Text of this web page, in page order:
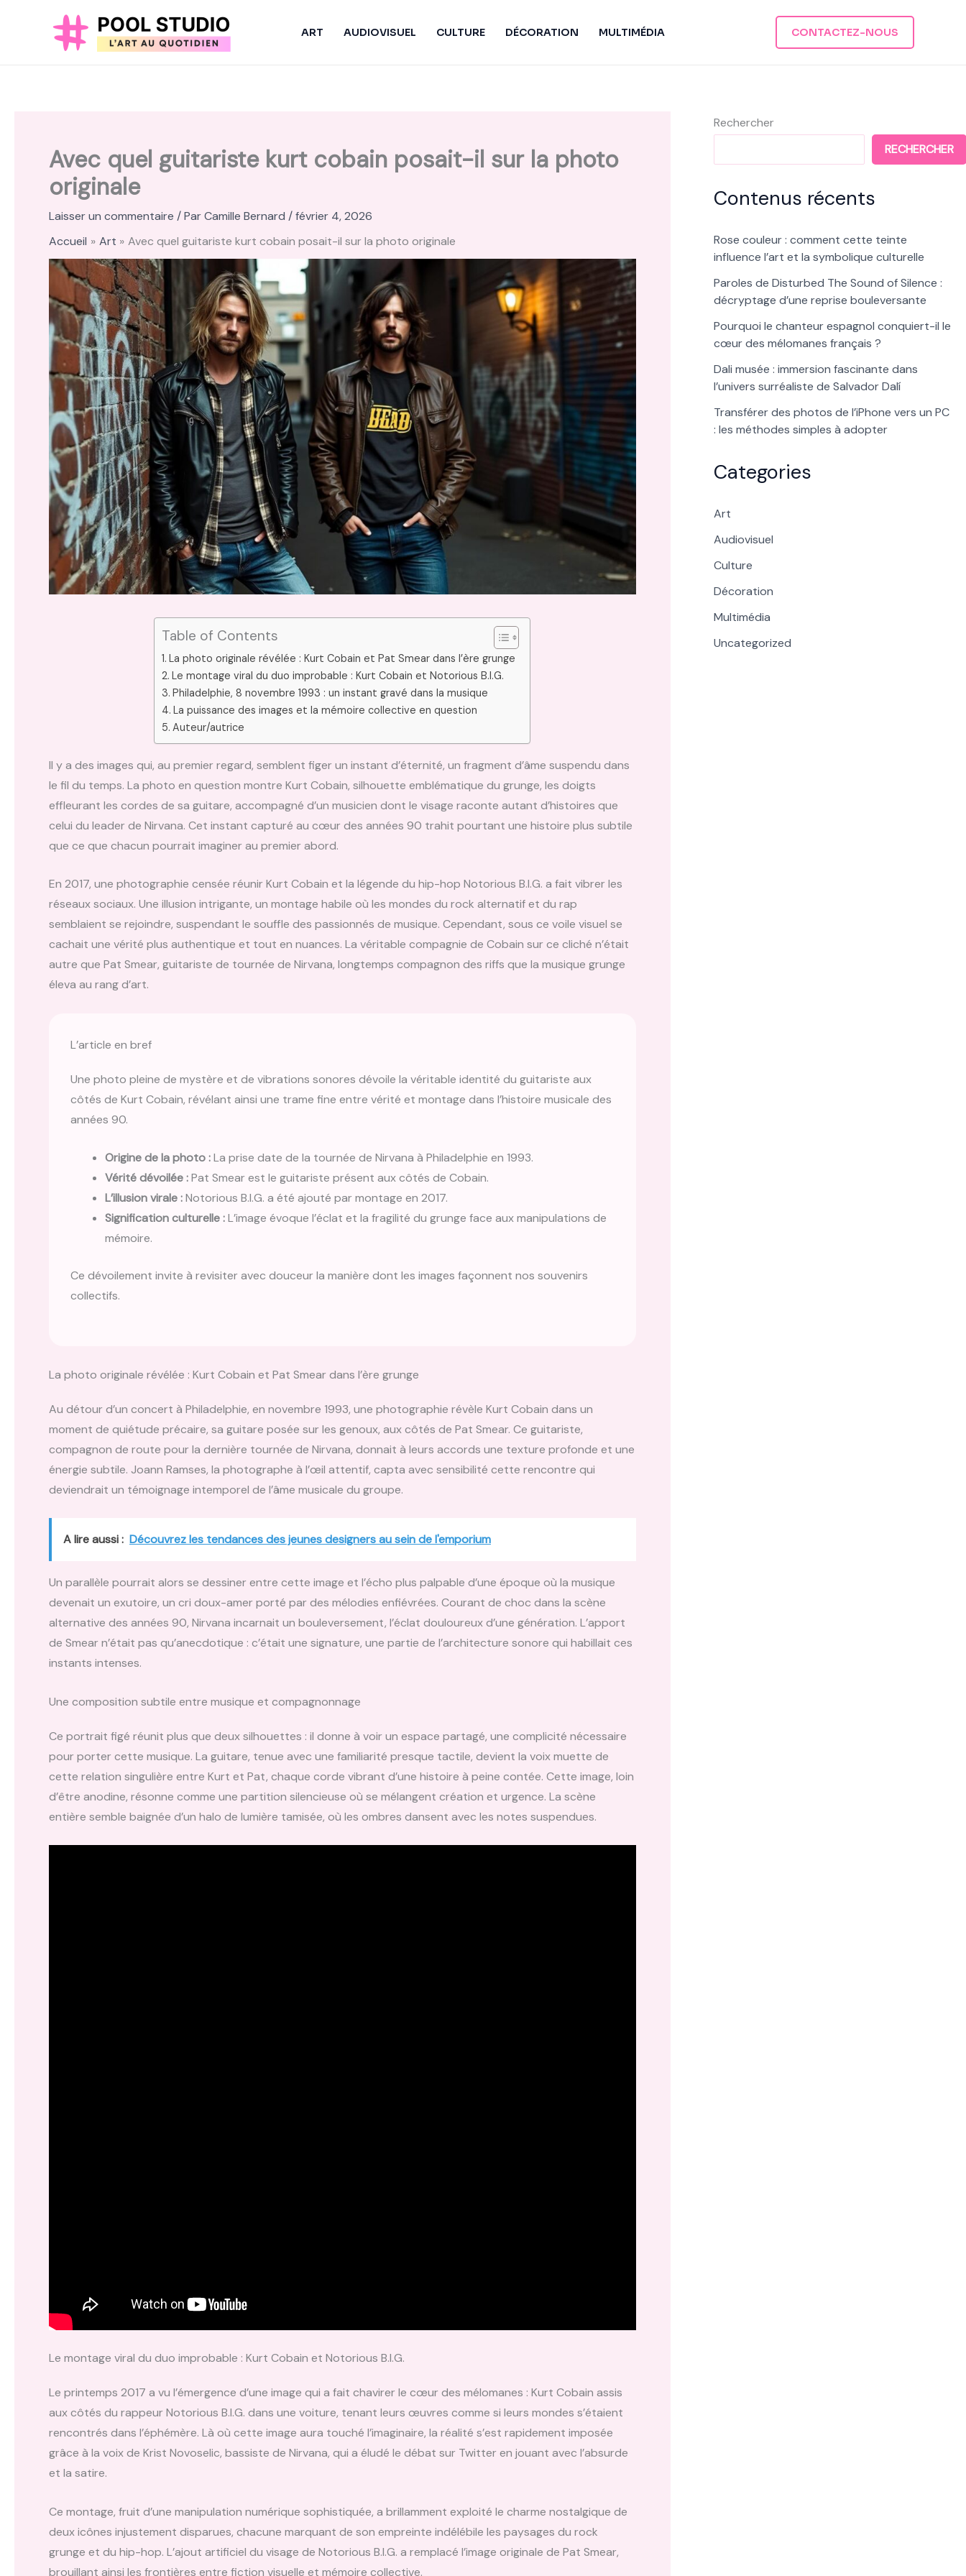
ART AUDIOVISUEL CULTURE DÉCORATION MULTIMÉDIA CONTACTEZ-NOUS
Avec quel guitariste kurt cobain posait-il sur la photo
originale
Laisser un commentaire / ParCamille Bernard /février 4, 2026
Accueil
Art Avec quel guitariste kurt cobain posait-il sur la photo originale
Table of Contents
La photo originale révélée : Kurt Cobain et Pat Smear dans l’ère grunge
Le montage viral du duo improbable : Kurt Cobain et Notorious B.I.G.
Philadelphie, 8 novembre 1993 : un instant gravé dans la musique
La puissance des images et la mémoire collective en question
Auteur/autrice
Il y a des images qui, au premier regard, semblent figer un instant d’éternité, un fragment d’âme suspendu dans
le fil du temps. La photo en question montre Kurt Cobain, silhouette emblématique du grunge, les doigts
effleurant les cordes de sa guitare, accompagné d’un musicien dont le visage raconte autant d’histoires que
celui du leader de Nirvana. Cet instant capturé au cœur des années 90 trahit pourtant une histoire plus subtile
que ce que chacun pourrait imaginer au premier abord.
En 2017, une photographie censée réunir Kurt Cobain et la légende du hip-hop Notorious B.I.G. a fait vibrer les
réseaux sociaux. Une illusion intrigante, un montage habile où les mondes du rock alternatif et du rap
semblaient se rejoindre, suspendant le souffle des passionnés de musique. Cependant, sous ce voile visuel se
cachait une vérité plus authentique et tout en nuances. La véritable compagnie de Cobain sur ce cliché n’était
autre que Pat Smear, guitariste de tournée de Nirvana, longtemps compagnon des riffs que la musique grunge
éleva au rang d’art.
L’article en bref
Une photo pleine de mystère et de vibrations sonores dévoile la véritable identité du guitariste aux
côtés de Kurt Cobain, révélant ainsi une trame fine entre vérité et montage dans l’histoire musicale des
années 90.
Origine de la photo :La prise date de la tournée de Nirvana à Philadelphie en 1993.
Vérité dévoilée :Pat Smear est le guitariste présent aux côtés de Cobain.
L’illusion virale :Notorious B.I.G. a été ajouté par montage en 2017.
Signification culturelle :L’image évoque l’éclat et la fragilité du grunge face aux manipulations de
mémoire.
Ce dévoilement invite à revisiter avec douceur la manière dont les images façonnent nos souvenirs
collectifs.
La photo originale révélée : Kurt Cobain et Pat Smear dans l’ère grunge
Au détour d’un concert à Philadelphie, en novembre 1993, une photographie révèle Kurt Cobain dans un
moment de quiétude précaire, sa guitare posée sur les genoux, aux côtés de Pat Smear. Ce guitariste,
compagnon de route pour la dernière tournée de Nirvana, donnait à leurs accords une texture profonde et une
énergie subtile. Joann Ramses, la photographe à l’œil attentif, capta avec sensibilité cette rencontre qui
deviendrait un témoignage intemporel de l’âme musicale du groupe.
A lire aussi : Découvrez les tendances des jeunes designers au sein de l'emporium
Un parallèle pourrait alors se dessiner entre cette image et l’écho plus palpable d’une époque où la musique
devenait un exutoire, un cri doux-amer porté par des mélodies enfiévrées. Courant de choc dans la scène
alternative des années 90, Nirvana incarnait un bouleversement, l’éclat douloureux d’une génération. L’apport
de Smear n’était pas qu’anecdotique : c’était une signature, une partie de l’architecture sonore qui habillait ces
instants intenses.
Une composition subtile entre musique et compagnonnage
Ce portrait figé réunit plus que deux silhouettes : il donne à voir un espace partagé, une complicité nécessaire
pour porter cette musique. La guitare, tenue avec une familiarité presque tactile, devient la voix muette de
cette relation singulière entre Kurt et Pat, chaque corde vibrant d’une histoire à peine contée. Cette image, loin
d’être anodine, résonne comme une partition silencieuse où se mélangent création et urgence. La scène
entière semble baignée d’un halo de lumière tamisée, où les ombres dansent avec les notes suspendues.
Le montage viral du duo improbable : Kurt Cobain et Notorious B.I.G.
Le printemps 2017 a vu l’émergence d’une image qui a fait chavirer le cœur des mélomanes : Kurt Cobain assis
aux côtés du rappeur Notorious B.I.G. dans une voiture, tenant leurs œuvres comme si leurs mondes s’étaient
rencontrés dans l’éphémère. Là où cette image aura touché l’imaginaire, la réalité s’est rapidement imposée
grâce à la voix de Krist Novoselic, bassiste de Nirvana, qui a éludé le débat sur Twitter en jouant avec l’absurde
et la satire.
Ce montage, fruit d’une manipulation numérique sophistiquée, a brillamment exploité le charme nostalgique de
deux icônes injustement disparues, chacune marquant de son empreinte indélébile les paysages du rock
grunge et du hip-hop. L’ajout artificiel du visage de Notorious B.I.G. a remplacé l’image originale de Pat Smear,
brouillant ainsi les frontières entre fiction visuelle et mémoire collective.
Rechercher
RECHERCHER
Contenus récents
Rose couleur : comment cette teinte
influence l’art et la symbolique culturelle
Paroles de Disturbed The Sound of Silence :
décryptage d’une reprise bouleversante
Pourquoi le chanteur espagnol conquiert-il le
cœur des mélomanes français ?
Dali musée : immersion fascinante dans
l’univers surréaliste de Salvador Dalí
Transférer des photos de l’iPhone vers un PC
: les méthodes simples à adopter
Categories
Art
Audiovisuel
Culture
Décoration
Multimédia
Uncategorized